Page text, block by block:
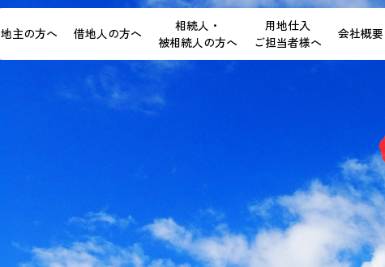
地主の方へ 借地人の方へ
相続人・
被相続人の方へ
用地仕入
ご担当者様へ
会社概要